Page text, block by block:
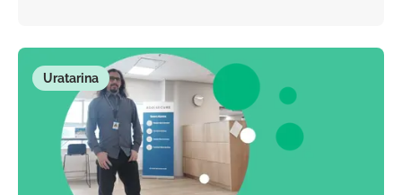
Uratarina